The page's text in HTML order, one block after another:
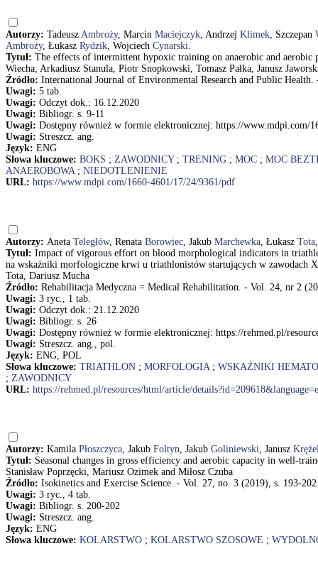
Autorzy: Tadeusz Ambroży, Marcin Maciejczyk, Andrzej Klimek, Szczepan
Ambroży, Łukasz Rydzik, Wojciech Cynarski.
Tytuł: The effects of intermittent hypoxic training on anaerobic and
Wiecha, Arkadiusz Stanula, Piotr Snopkowski, Tomasz Pałka, Janusz
Źródło: International Journal of Environmental Research and Public
Uwagi: 5 tab.
Uwagi: Odczyt dok.: 16.12.2020
Uwagi: Bibliogr. s. 9-11
Uwagi: Dostępny również w formie elektronicznej: https://www.mdpi.com/
Uwagi: Streszcz. ang.
Język: ENG
Słowa kluczowe: BOKS ; ZAWODNICY; TRENING ; MOC ; MOC
ANAEROBOWA; NIEDOTLENIENIE
URL: https://www.mdpi.com/1660-4601/17/24/9361/pdf
Autorzy: Aneta Teległów, Renata Borowiec, Jakub Marchewka, Łukasz Tota
Tytuł: Impact of vigorous effort on blood morphological indicators in
na wskaźniki morfologiczne krwi u triathlonistów startujących w zawodach
Tota, Dariusz Mucha
Źródło: Rehabilitacja Medyczna = Medical Rehabilitation. - Vol. 24, nr 2
Uwagi: 3 ryc., 1 tab.
Uwagi: Odczyt dok.: 21.12.2020
Uwagi: Bibliogr. s. 26
Uwagi: Dostępny również w formie elektronicznej: https://rehmed.pl/
Uwagi: Streszcz. ang., pol.
Język: ENG, POL
Słowa kluczowe: TRIATHLON ; MORFOLOGIA; WSKAŹNIKI
; ZAWODNICY
URL: https://rehmed.pl/resources/html/article/
Autorzy: Kamila Płoszczyca, Jakub Foltyn, Jakub Goliniewski, Janusz
Tytuł: Seasonal changes in gross efficiency and aerobic capacity in well-
Stanisław Poprzęcki, Mariusz Ozimek and Miłosz Czuba
Źródło: Isokinetics and Exercise Science. - Vol. 27, no. 3 (2019), s. 193-202
Uwagi: 3 ryc., 4 tab.
Uwagi: Bibliogr. s. 200-202
Uwagi: Streszcz. ang.
Język: ENG
Słowa kluczowe: KOLARSTWO ; KOLARSTWO SZOSOWE ;